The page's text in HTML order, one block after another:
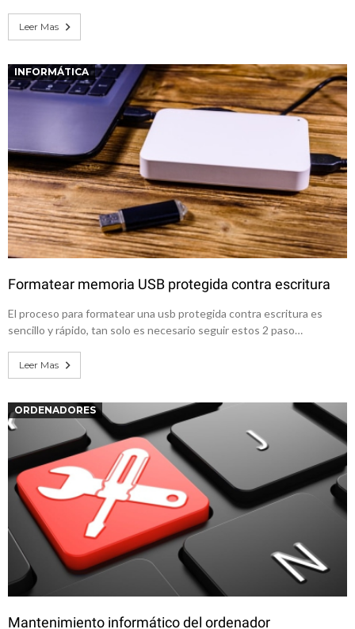
Leer Mas
INFORMÁTICA
Formatear memoria USB protegida contra escritura
El proceso para formatear una usb protegida contra escritura es
sencillo y rápido, tan solo es necesario seguir estos 2 paso…
Leer Mas
ORDENADORES
Mantenimiento informático del ordenador